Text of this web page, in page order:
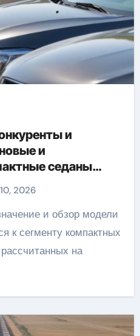
и
и
седаны
2026
к сегменту компактных
на